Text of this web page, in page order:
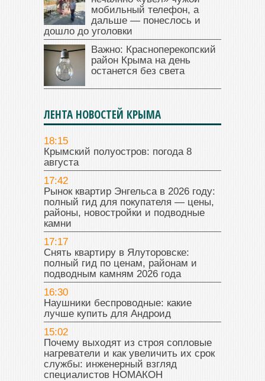
мобильный телефон, а
дальше — понеслось и
дошло до уголовки
Важно: Красноперекопский
район Крыма на день
останется без света
ЛЕНТА НОВОСТЕЙ КРЫМА
18:15
Крымский полуостров: погода 8
августа
17:42
Рынок квартир Энгельса в 2026 году:
полный гид для покупателя — цены,
районы, новостройки и подводные
камни
17:17
Снять квартиру в Ялуторовске:
полный гид по ценам, районам и
подводным камням 2026 года
16:30
Наушники беспроводные: какие
лучше купить для Андроид
15:02
Почему выходят из строя сопловые
нагреватели и как увеличить их срок
службы: инженерный взгляд
специалистов НОМАКОН